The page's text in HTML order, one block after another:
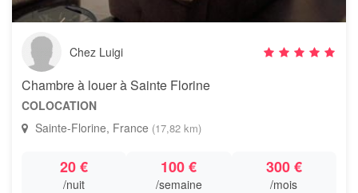
Chez Luigi
Chambre à louer à Sainte Florine
COLOCATION
Sainte-Florine, France (17,82 km)
20 €
/nuit
100 €
/semaine
300 €
/mois